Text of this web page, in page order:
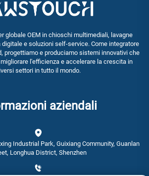
globale OEM in chioschi multimediali, lavagne
e soluzioni self-service. Come integratore
progettiamo e produciamo sistemi innovativi che
l'efficienza e accelerare la crescita in
settori in tutto il mondo.
aziendali
Industrial Park, Guixiang Community, Guanlan
Longhua District, Shenzhen